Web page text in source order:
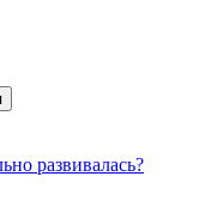
развивалась?